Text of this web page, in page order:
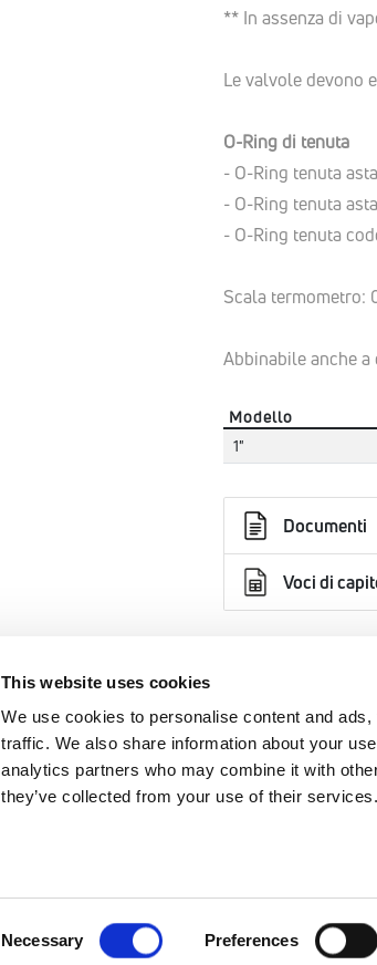
This website uses cookies
We use cookies to personalise content and
traffic. We also share information about your
analytics partners who may combine it with
they’ve collected from your use of their services.
Necessary Preferences
** In assenza di
Le valvole devono
O-Ring di tenuta
- O-Ring tenuta
- O-Ring tenuta
- O-Ring tenuta
Scala termometro:
Abbinabile anche
Modello
1"
Documenti
Voci di
LEGAL AREA
Privacy policy
Legal Info